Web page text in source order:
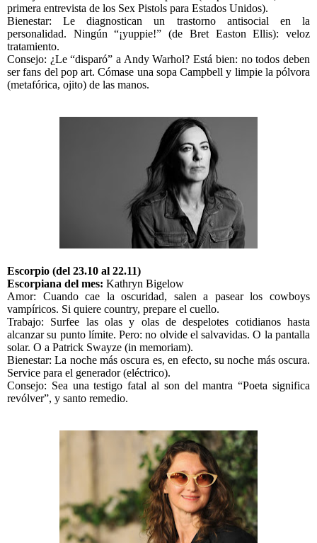
primera entrevista de los Sex Pistols para Estados Unidos).
Bienestar: Le diagnostican un trastorno antisocial en la
personalidad. Ningún “¡yuppie!” (de Bret Easton Ellis): veloz
tratamiento.
Consejo: ¿Le “disparó” a Andy Warhol? Está bien: no todos deben
ser fans del pop art. Cómase una sopa Campbell y limpie la pólvora
(metafórica, ojito) de las manos.
Escorpio (del 23.10 al 22.11)
Escorpiana del mes: Kathryn Bigelow
Amor: Cuando cae la oscuridad, salen a pasear los cowboys
vampíricos. Si quiere country, prepare el cuello.
Trabajo: Surfee las olas y olas de despelotes cotidianos hasta
alcanzar su punto límite. Pero: no olvide el salvavidas. O la pantalla
solar. O a Patrick Swayze (in memoriam).
Bienestar: La noche más oscura es, en efecto, su noche más oscura.
Service para el generador (eléctrico).
Consejo: Sea una testigo fatal al son del mantra “Poeta significa
revólver”, y santo remedio.